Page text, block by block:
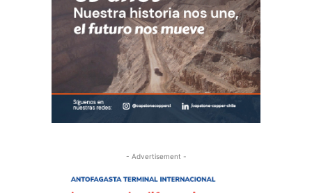
- Advertisement -